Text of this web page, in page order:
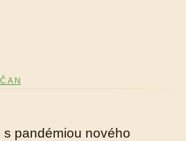
A N
pandémiou nového